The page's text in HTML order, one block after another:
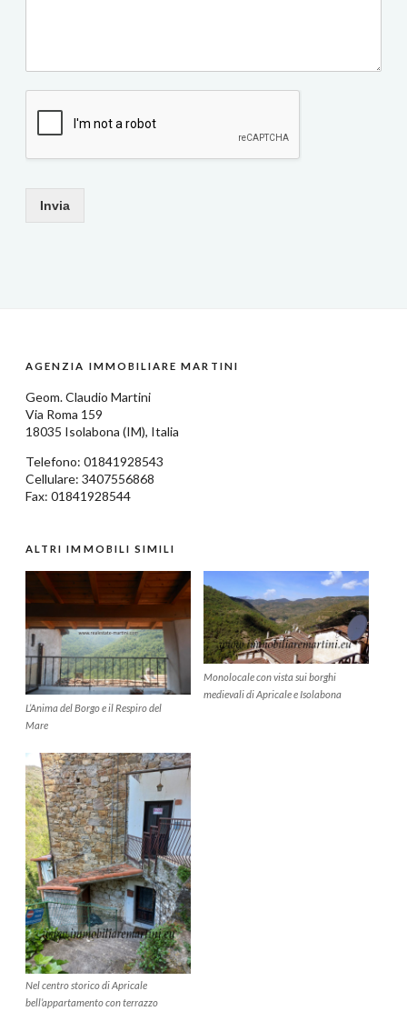
Invia
AGENZIA IMMOBILIARE MARTINI
Geom.Claudio Martini
Via Roma 159
18035 Isolabona (IM), Italia
Telefono: 01841928543
Cellulare: 3407556868
Fax: 01841928544
ALTRI IMMOBILI SIMILI
L’Anima del Borgo e il Respiro del
Mare
Monolocale con vista sui borghi
medievali di Apricale e Isolabona
Nel centro storico di Apricale
bell’appartamento con terrazzo